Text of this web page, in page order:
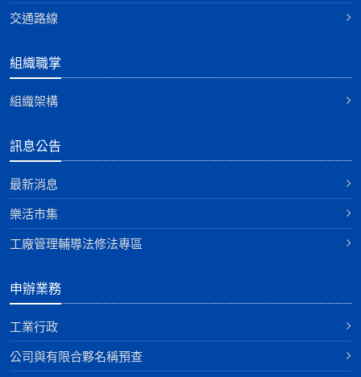
交通路線
組織職掌
組織架構
訊息公告
最新消息
樂活市集
工廠管理輔導法修法專區
申辦業務
工業行政
公司與有限合夥名稱預查